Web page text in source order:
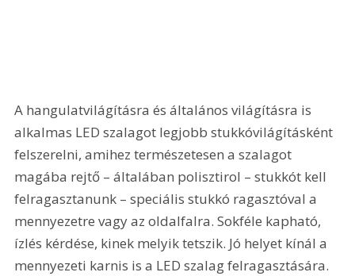
A hangulatvilágításra és általános világításra is
alkalmas LED szalagot legjobb stukkóvilágításként
felszerelni, amihez természetesen a szalagot
magába rejtő – általában polisztirol – stukkót kell
felragasztanunk – speciális stukkó ragasztóval a
mennyezetre vagy az oldalfalra. Sokféle kapható,
ízlés kérdése, kinek melyik tetszik. Jó helyet kínál a
mennyezeti karnis is a LED szalag felragasztására.